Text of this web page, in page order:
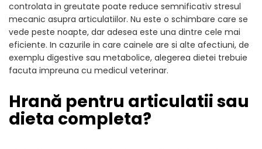
controlata in greutate poate reduce semnificativ stresul
mecanic asupra articulatiilor. Nu este o schimbare care se
vede peste noapte, dar adesea este una dintre cele mai
eficiente. In cazurile in care cainele are si alte afectiuni, de
exemplu digestive sau metabolice, alegerea dietei trebuie
facuta impreuna cu medicul veterinar.
Hrană pentru articulatii sau
dieta completa?